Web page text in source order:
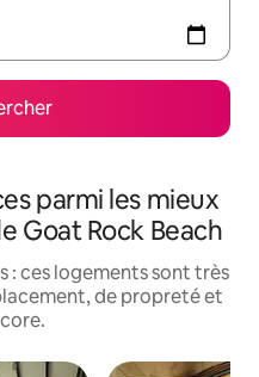
parmi les mieux
Goat Rock Beach
: ces logements sont très
de propreté et